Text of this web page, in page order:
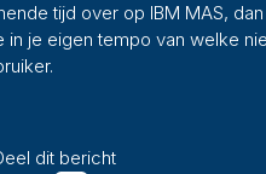
tijd over op IBM MAS,
je eigen tempo van welke
dit bericht